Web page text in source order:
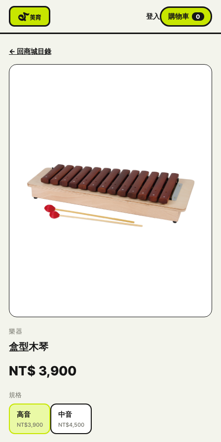
登入 購物車 0
← 回商城目錄
樂器
盒型木琴
NT$ 3,900
規格
高音
NT$3,900
中音
NT$4,500